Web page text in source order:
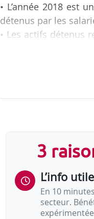
• L’année 2018 est
détenus par les
• Les actifs détenus
• La part des
Tels sont les
salarié dans les
Nouvelle année
3
L’info
En 10
secteur.